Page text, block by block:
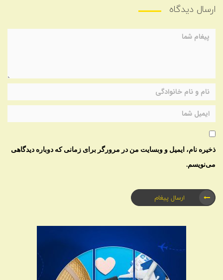
ارسال دیدگاه
ذخیره نام، ایمیل و وبسایت من در مرورگر برای زمانی که دوباره دیدگاهی
می‌نویسم.
ارسال پیغام